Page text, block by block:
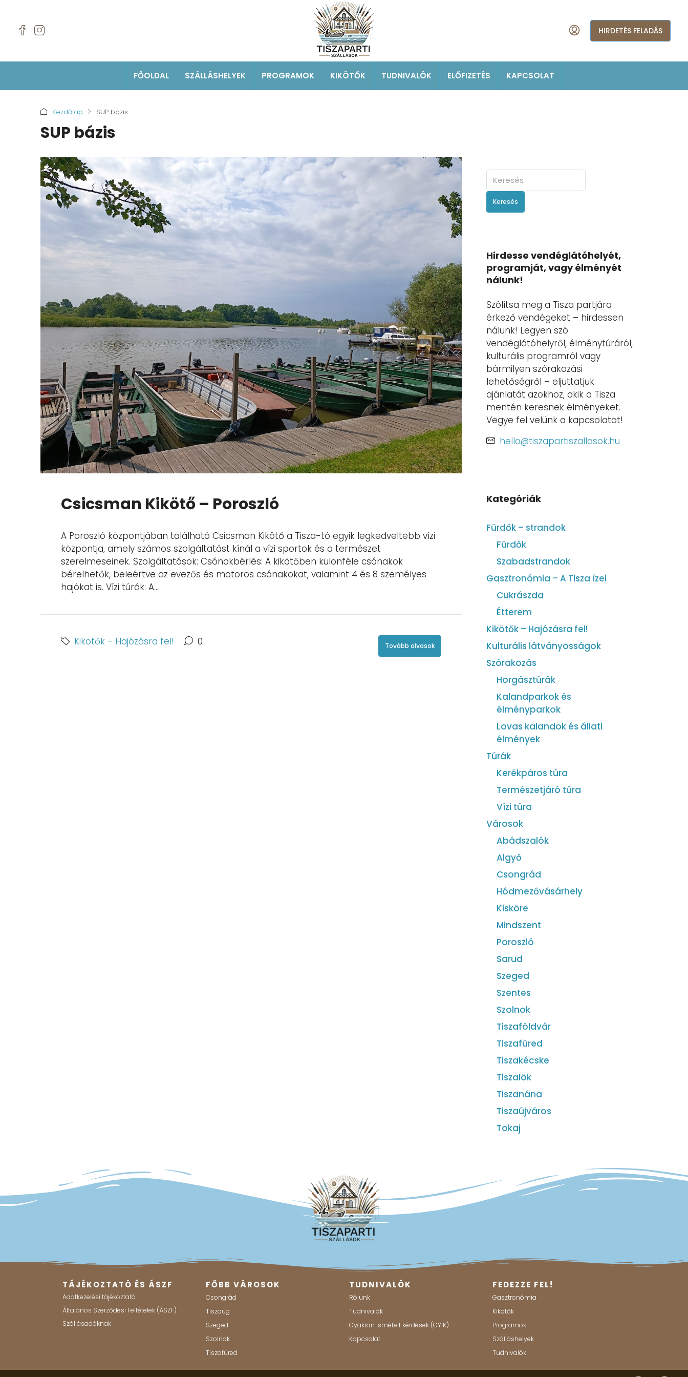
HIRDETÉS FELADÁS
FŐOLDAL SZÁLLÁSHELYEK PROGRAMOK KIKÖTŐK TUDNIVALÓK ELŐFIZETÉS KAPCSOLAT
Kezdőlap SUP bázis
SUP bázis
Csicsman Kikötő – Poroszló
A Poroszló központjában található Csicsman Kikötő a Tisza-tó egyik legkedveltebb vízi
központja, amely számos szolgáltatást kínál a vízi sportok és a természet
szerelmeseinek. Szolgáltatások: Csónakbérlés: A kikötőben különféle csónakok
bérelhetők, beleértve az evezős és motoros csónakokat, valamint 4 és 8 személyes
hajókat is. Vízi túrák: A...
Kikötők - Hajózásra fel! 0 Tovább olvasok
Keresés
Hirdesse vendéglátóhelyét,
programját, vagy élményét
nálunk!
Szólítsa meg a Tisza partjára
érkező vendégeket – hirdessen
nálunk! Legyen szó
vendéglátóhelyről, élménytúráról,
kulturális programról vagy
bármilyen szórakozási
lehetőségről – eljuttatjuk
ajánlatát azokhoz, akik a Tisza
mentén keresnek élményeket.
Vegye fel velünk a kapcsolatot!
hello@tiszapartiszallasok.hu
Kategóriák
Fürdők – strandok
Fürdők
Szabadstrandok
Gasztronómia – A Tisza ízei
Cukrászda
Étterem
Kikötők – Hajózásra fel!
Kulturális látványosságok
Szórakozás
Horgásztúrák
Kalandparkok és
élményparkok
Lovas kalandok és állati
élmények
Túrák
Kerékpáros túra
Természetjáró túra
Vízi túra
Városok
Abádszalók
Algyő
Csongrád
Hódmezővásárhely
Kisköre
Mindszent
Poroszló
Sarud
Szeged
Szentes
Szolnok
Tiszaföldvár
Tiszafüred
Tiszakécske
Tiszalök
Tiszanána
Tiszaújváros
Tokaj
TÁJÉKOZTATÓ ÉS ÁSZF
Adatkezelési tájékoztató
Általános Szerződési Feltételek (ÁSZF)
Szállásadóknak
FŐBB VÁROSOK
Csongrád
Tiszaug
Szeged
Szolnok
Tiszafüred
TUDNIVALÓK
Rólunk
Tudnivalók
Gyakran ismételt kérdések (GYIK)
Kapcsolat
FEDEZZE FEL!
Gasztronómia
Kikötők
Programok
Szálláshelyek
Tudnivalók